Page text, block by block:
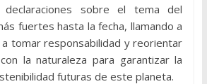
sobre el tema del
fuertes hasta la fecha, llamando a
tomar responsabilidad y reorientar
la naturaleza para garantizar la
futuras de este planeta.